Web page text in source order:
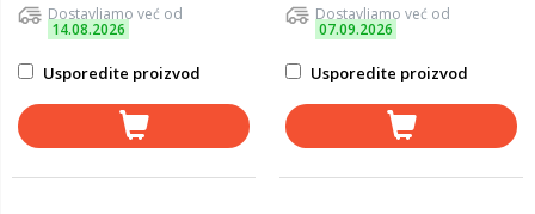
Dostavljamo već od
14.08.2026
Usporedite proizvod
Dostavljamo već od
07.09.2026
Usporedite proizvod